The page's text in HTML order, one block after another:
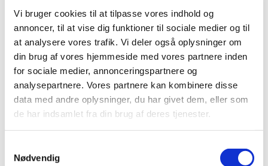
Vi bruger cookies til at tilpasse vores indhold og
annoncer, til at vise dig funktioner til sociale medier og til
at analysere vores trafik. Vi deler også oplysninger om
din brug af vores hjemmeside med vores partnere inden
for sociale medier, annonceringspartnere og
analysepartnere. Vores partnere kan kombinere disse
data med andre oplysninger, du har givet dem, eller som
de har indsamlet fra din brug af deres tjenester.
Nødvendig
anvendelsesforbud.
Brugsanvisning
Diflufenican i priklebede med planteskolekulturer
Se mere:
DFF